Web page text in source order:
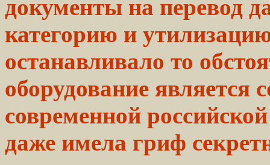
документы на перевод
категорию и
останавливало то
оборудование является
современной
даже имела гриф